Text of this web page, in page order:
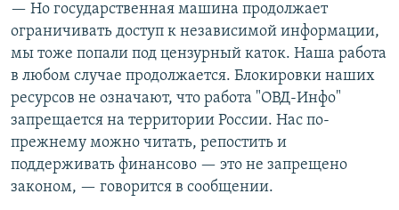
— Но государственная машина продолжает
ограничивать доступ к независимой информации,
мы тоже попали под цензурный каток. Наша работа
в любом случае продолжается. Блокировки наших
ресурсов не означают, что работа "ОВД-Инфо"
запрещается на территории России. Нас по-
прежнему можно читать, репостить и
поддерживать финансово — это не запрещено
законом, — говорится в сообщении.